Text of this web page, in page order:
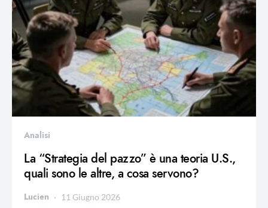
Analisi
La “Strategia del pazzo” è una teoria U.S.,
quali sono le altre, a cosa servono?
Lucien 11 Giugno 2026